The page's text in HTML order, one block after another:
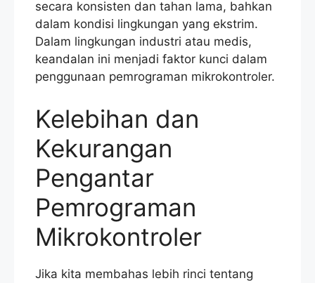
secara konsisten dan tahan lama, bahkan
dalam kondisi lingkungan yang ekstrim.
Dalam lingkungan industri atau medis,
keandalan ini menjadi faktor kunci dalam
penggunaan pemrograman mikrokontroler.
Kelebihan dan
Kekurangan
Pengantar
Pemrograman
Mikrokontroler
Jika kita membahas lebih rinci tentang